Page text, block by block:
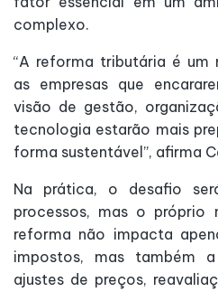
complexo.
“A reforma tributária é um
as empresas que
visão de gestão,
tecnologia estarão mais
forma sustentável”, afirma
Na prática, o desafio
processos, mas o próprio
reforma não impacta
impostos, mas também
ajustes de preços,